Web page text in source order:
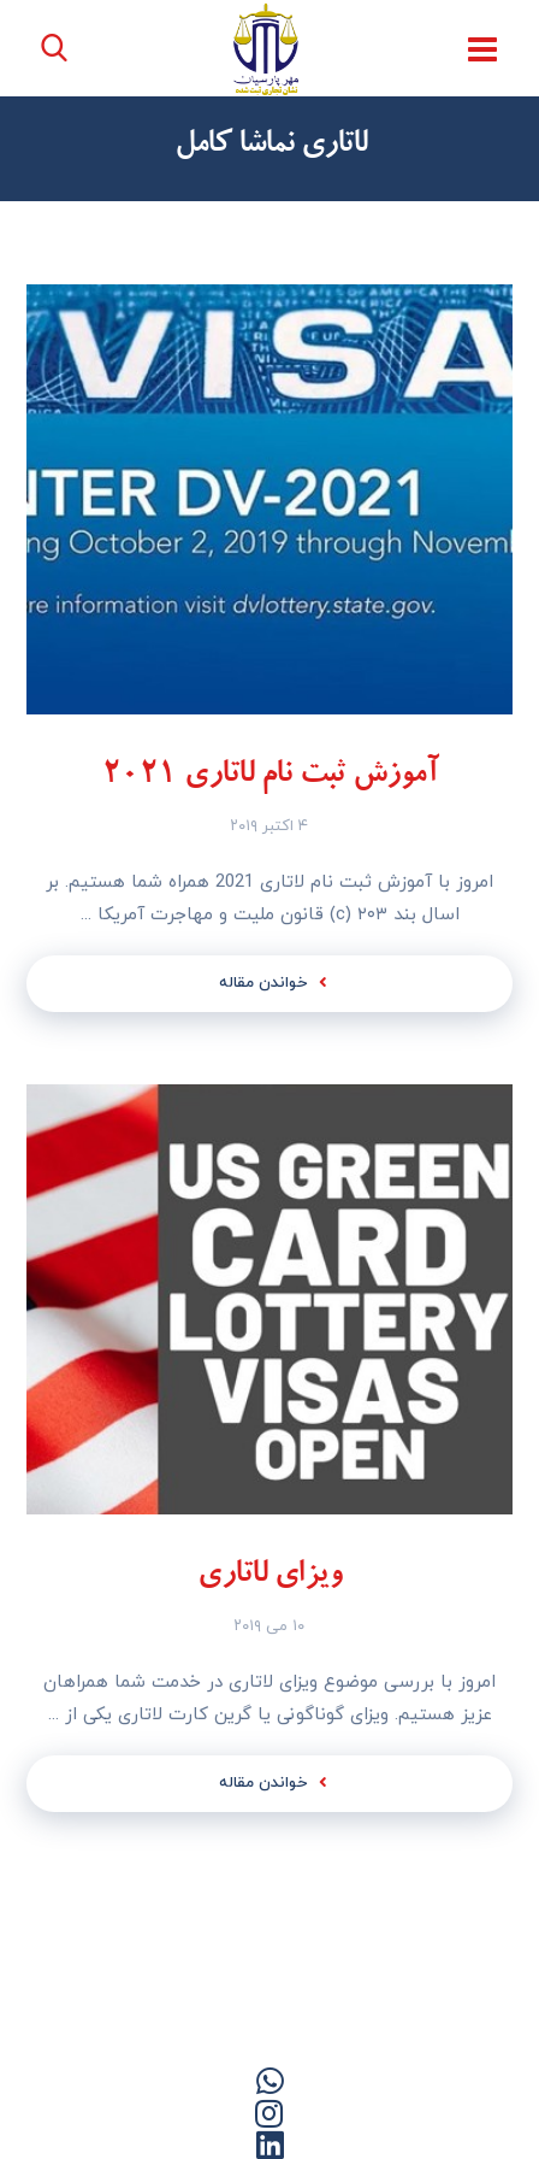
لاتاری نماشا کامل
آموزش ثبت نام لاتاری 2021
۴ اکتبر ۲۰۱۹
امروز با آموزش ثبت نام لاتاری 2021 همراه شما هستیم. بر
اسال بند ۲۰۳ (c) قانون ملیت و مهاجرت آمریکا ...
خواندن مقاله
ویزای لاتاری
۱۰ می ۲۰۱۹
امروز با بررسی موضوع ویزای لاتاری در خدمت شما همراهان
عزیز هستیم. ویزای گوناگونی یا گرین کارت لاتاری یکی از ...
خواندن مقاله